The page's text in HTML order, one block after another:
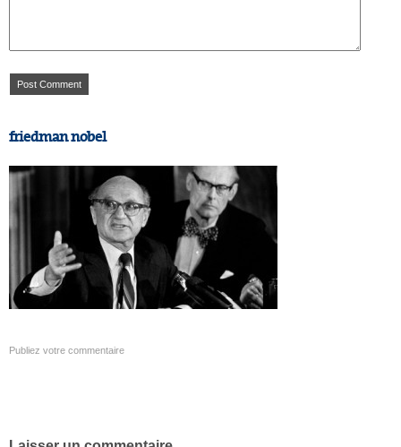
friedman nobel
Publiez votre commentaire